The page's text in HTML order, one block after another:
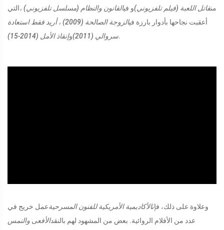
منقاتل اللعبة (فيلم تلفزيوني)و فيالقانون والنظام (مسلسل تلفزيوني) ،التي
أعقبت نجاحها بأدوار بارزة في
الزوجة الصالحة (2009) ، أريد فقط استعادة
سروالي (2011)
وإنقاذ الأمل (2014-15) .
وعلاوة على ذلك، فإنالأكاديمية الأمريكية للفنون المسرحيةعمل خريج في
عدد من الأفلام الروائية. بعض من المشهود لهم بالنقدالأفعى والنمس